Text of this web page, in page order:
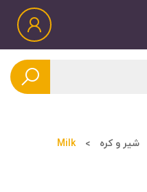
شیر و کره Milk